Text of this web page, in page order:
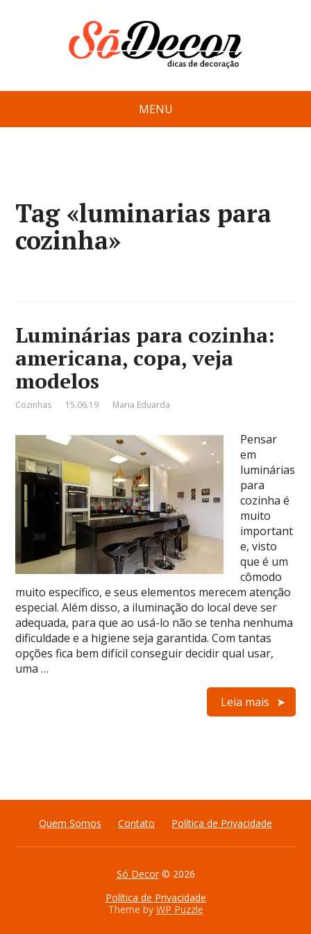
MENU
Tag «luminarias para
cozinha»
Luminárias para cozinha:
americana, copa, veja
modelos
Cozinhas 15.06.19 Maria Eduarda
Pensar
em
luminárias
para
cozinha é
muito
important
e, visto
que é um
cômodo
muito específico, e seus elementos merecem atenção
especial. Além disso, a iluminação do local deve ser
adequada, para que ao usá-lo não se tenha nenhuma
dificuldade e a higiene seja garantida. Com tantas
opções fica bem difícil conseguir decidir qual usar,
uma …
Leia mais
Quem Somos Contato Política de Privacidade
Só Decor© 2026
Política de Privacidade
Theme by WP Puzzle